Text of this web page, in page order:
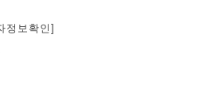
정보확인]